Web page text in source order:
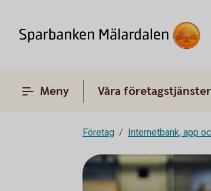
Meny Våra företagstjänster
Företag Internetbank, app